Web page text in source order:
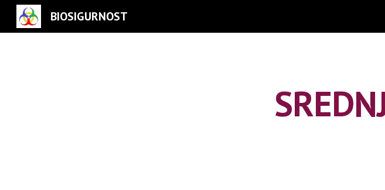
BIOSIGURNOST